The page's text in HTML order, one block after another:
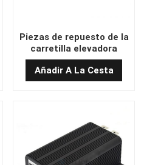
Piezas de repuesto de la
carretilla elevadora
JK530 Molex Switch de
teclas de montavillas
Añadir A La Cesta